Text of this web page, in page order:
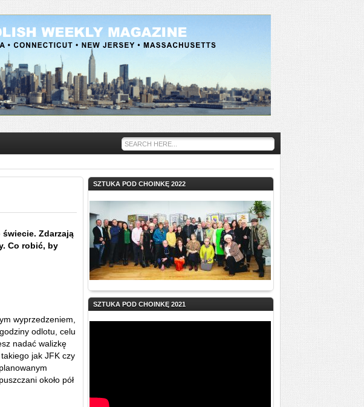
Zdarzają
Co robić, by
wyprzedzeniem,
odlotu, celu
nadać walizkę
jak JFK czy
około pół
SZTUKA POD CHOINKĘ 2022
SZTUKA POD CHOINKĘ 2021